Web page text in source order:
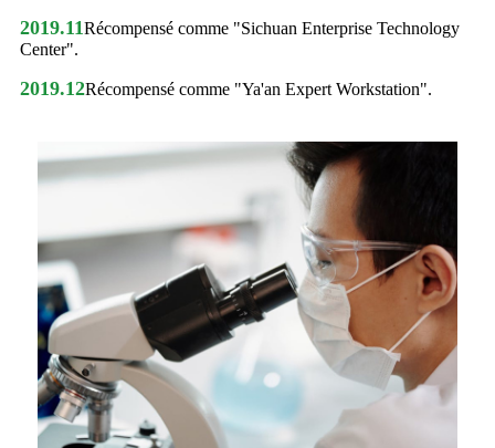
2019.11Récompensé comme "Sichuan Enterprise Technology
Center".
2019.12Récompensé comme "Ya'an Expert Workstation".